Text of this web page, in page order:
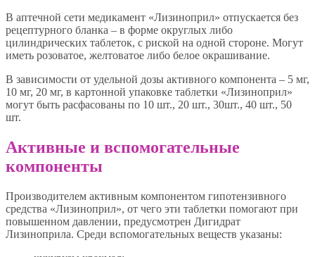
В аптечной сети медикамент «Лизиноприл» отпускается без
рецептурного бланка – в форме округлых либо
цилиндрических таблеток, с риской на одной стороне. Могут
иметь розоватое, желтоватое либо белое окрашивание.
В зависимости от удельной дозы активного компонента – 5 мг,
10 мг, 20 мг, в картонной упаковке таблетки «Лизиноприл»
могут быть расфасованы по 10 шт., 20 шт., 30шт., 40 шт., 50
шт.
Активные и вспомогательные
компоненты
Производителем активным компонентом гипотензивного
средства «Лизиноприл», от чего эти таблетки помогают при
повышенном давлении, предусмотрен Дигидрат
Лизиноприла. Среди вспомогательных веществ указаны: